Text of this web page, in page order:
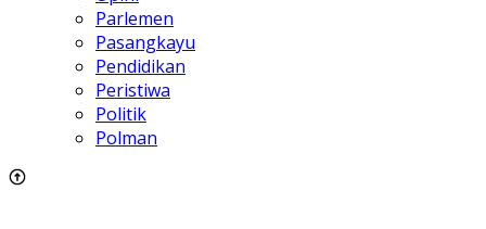
Parlemen
Pasangkayu
Pendidikan
Peristiwa
Politik
Polman